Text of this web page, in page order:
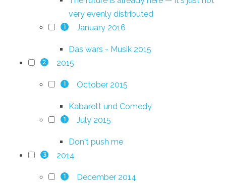
very evenly distributed
1 January 2016
Das wars - Musik 2015
2 2015
1 October 2015
Kabarett und Comedy
1 July 2015
Don't push me
3 2014
1 December 2014